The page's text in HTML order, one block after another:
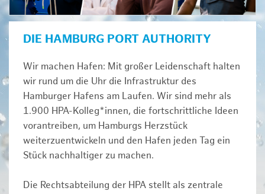
DIE HAMBURG PORT AUTHORITY
Wir machen Hafen: Mit großer Leidenschaft halten
wir rund um die Uhr die Infrastruktur des
Hamburger Hafens am Laufen. Wir sind mehr als
1.900 HPA-Kolleg*innen, die fortschrittliche Ideen
vorantreiben, um Hamburgs Herzstück
weiterzuentwickeln und den Hafen jeden Tag ein
Stück nachhaltiger zu machen.
Die Rechtsabteilung der HPA stellt als zentrale